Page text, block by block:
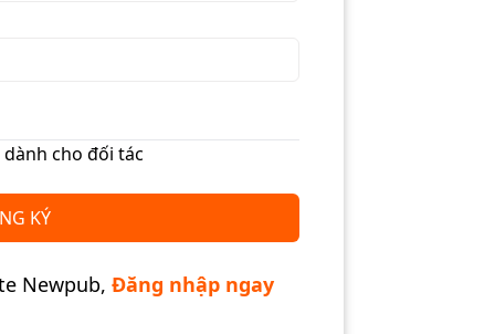
dành cho đối tác
KÝ
Newpub, Đăng nhập ngay